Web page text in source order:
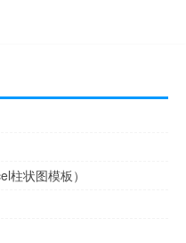
柱状图模板）